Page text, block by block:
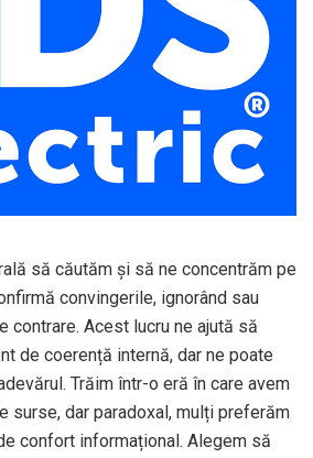
să căutăm și să ne concentrăm pe
convingerile, ignorând sau
contrare. Acest lucru ne ajută să
de coerență internă, dar ne poate
Trăim într-o eră în care avem
surse, dar paradoxal, mulți preferăm
confort informațional. Alegem să